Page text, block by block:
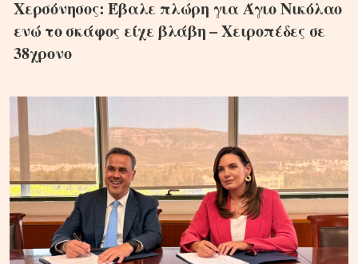
Χερσόνησος: Έβαλε πλώρη για Άγιο Νικόλαο
ενώ το σκάφος είχε βλάβη – Χειροπέδες σε
38χρονο